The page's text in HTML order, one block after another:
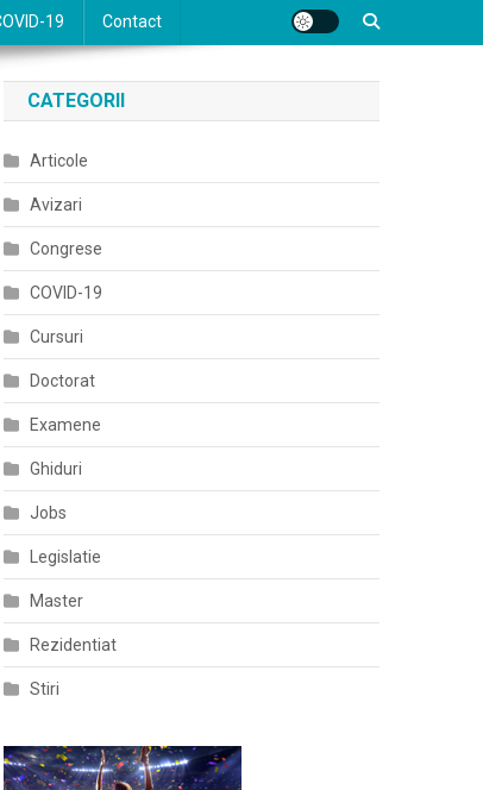
19 Contact
CATEGORII
Articole
Avizari
Congrese
COVID-19
Cursuri
Doctorat
Examene
Ghiduri
Jobs
Legislatie
Master
Rezidentiat
Stiri